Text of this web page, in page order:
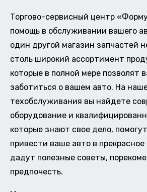
Торгово-сервисный центр
помощь в обслуживании вашего
один другой магазин запчастей
столь широкий ассортимент
которые в полной мере позволят
заботиться о вашем авто. На
техобслуживания вы найдете
оборудование и
которые знают свое дело,
привести ваше авто в
дадут полезные советы,
предпочесть.